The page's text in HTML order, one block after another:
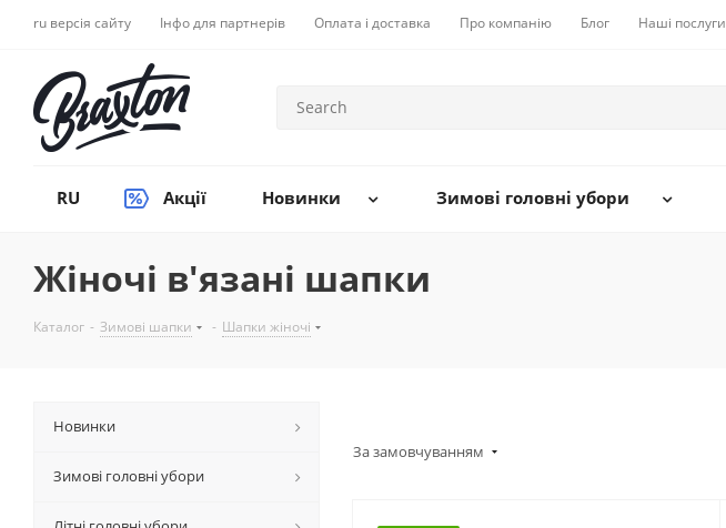
ru версія сайту Інфо для партнерів Оплата і доставка Про компанію Блог Наші послуги
RU Акції Новинки Зимові головні убори
Жіночі в'язані шапки
Каталог - Зимові шапки - Шапки жіночі
За замовчуванням
Новинки
Зимові головні убори